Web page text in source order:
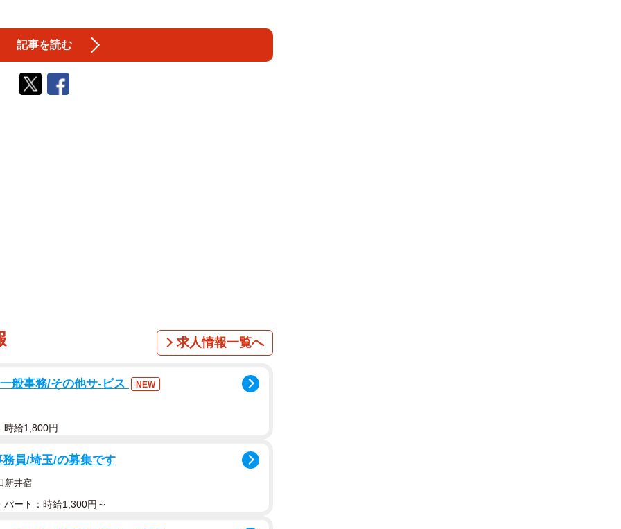
記事を読む
求人情報一覧へ
般事務/その他サ-ビス NEW
時給1,800円
員/埼玉/の募集です
新井宿
パート：時給1,300円～